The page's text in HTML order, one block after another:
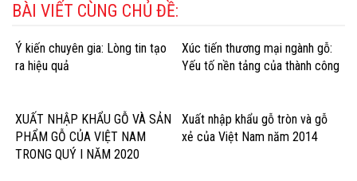
BÀI VIẾT CÙNG CHỦ ĐỀ:
Ý kiến chuyên gia: Lòng tin tạo
ra hiệu quả
Xúc tiến thương mại ngành gỗ:
Yếu tố nền tảng của thành công
XUẤT NHẬP KHẨU GỖ VÀ SẢN
PHẨM GỖ CỦA VIỆT NAM
TRONG QUÝ I NĂM 2020
Xuất nhập khẩu gỗ tròn và gỗ
xẻ của Việt Nam năm 2014